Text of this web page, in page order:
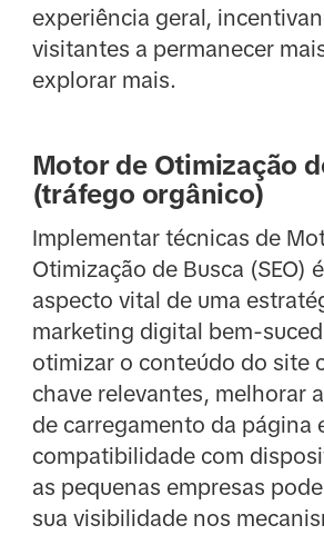
experiência geral,
visitantes a permanecer
explorar mais.
Motor de Otimização
(tráfego orgânico)
Implementar técnicas de
Otimização de Busca (SEO)
aspecto vital de uma
marketing digital bem-
otimizar o conteúdo do site
chave relevantes, melhorar
de carregamento da página
compatibilidade com
as pequenas empresas
sua visibilidade nos